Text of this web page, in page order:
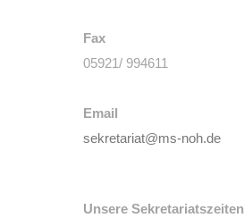
Fax
05921/ 994611
Email
sekretariat@ms-noh.de
Unsere Sekretariatszeiten